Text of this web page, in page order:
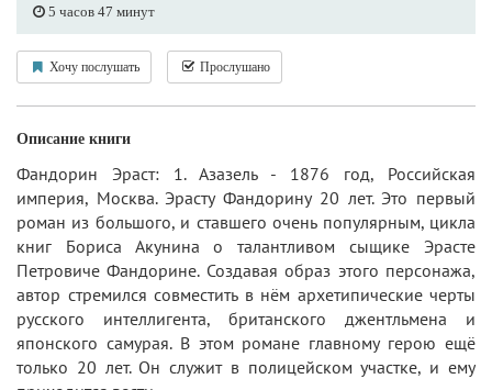
5 часов 47 минут
Хочу послушать Прослушано
Описание книги
Фандорин Эраст: 1. Азазель - 1876 год, Российская
империя, Москва. Эрасту Фандорину 20 лет. Это первый
роман из большого, и ставшего очень популярным, цикла
книг Бориса Акунина о талантливом сыщике Эрасте
Петровиче Фандорине. Создавая образ этого персонажа,
автор стремился совместить в нём архетипические черты
русского интеллигента, британского джентльмена и
японского самурая. В этом романе главному герою ещё
только 20 лет. Он служит в полицейском участке, и ему